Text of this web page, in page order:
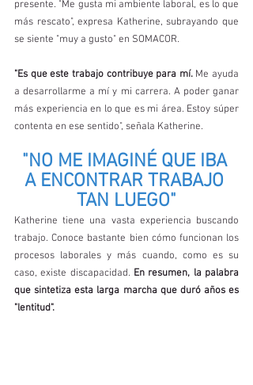
presente. "Me gusta mi ambiente laboral, es lo que
más rescato", expresa Katherine, subrayando que
se siente "muy a gusto" en SOMACOR.
"Es que este trabajo contribuye para mí. Me ayuda
a desarrollarme a mí y mi carrera. A poder ganar
más experiencia en lo que es mi área. Estoy súper
contenta en ese sentido", señala Katherine.
"NO ME IMAGINÉ QUE IBA
A ENCONTRAR TRABAJO
TAN LUEGO"
Katherine tiene una vasta experiencia buscando
trabajo. Conoce bastante bien cómo funcionan los
procesos laborales y más cuando, como es su
caso, existe discapacidad. En resumen, la palabra
que sintetiza esta larga marcha que duró años es
"lentitud".